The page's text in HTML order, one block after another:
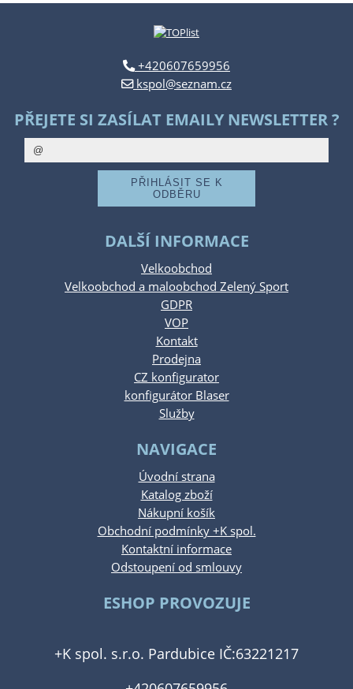
+420607659956
kspol@seznam.cz
PŘEJETE SI ZASÍLAT EMAILY NEWSLETTER ?
DALŠÍ INFORMACE
Velkoobchod
Velkoobchod a maloobchod Zelený Sport
GDPR
VOP
Kontakt
Prodejna
CZ konfigurator
konfigurátor Blaser
Služby
NAVIGACE
Úvodní strana
Katalog zboží
Nákupní košík
Obchodní podmínky +K spol.
Kontaktní informace
Odstoupení od smlouvy
ESHOP PROVOZUJE
+K spol. s.r.o. Pardubice IČ:63221217